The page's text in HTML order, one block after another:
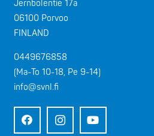
Jernbölentie 17a
06100 Porvoo
FINLAND
0449676858
(Ma-To 10-18, Pe 9-14)
info@svnl.fi